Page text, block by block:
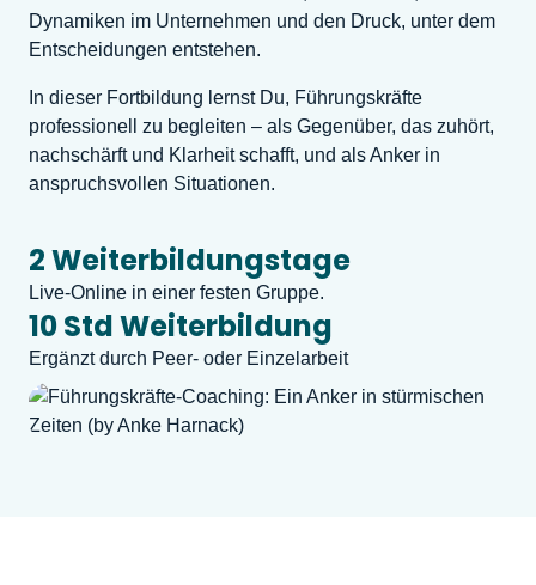
Dynamiken im Unternehmen und den Druck, unter dem
Entscheidungen entstehen.
In dieser Fortbildung lernst Du, Führungskräfte
professionell zu begleiten – als Gegenüber, das zuhört,
nachschärft und Klarheit schafft, und als Anker in
anspruchsvollen Situationen.
2 Weiterbildungstage
Live-Online in einer festen Gruppe.
10 Std Weiterbildung
Ergänzt durch Peer- oder Einzelarbeit